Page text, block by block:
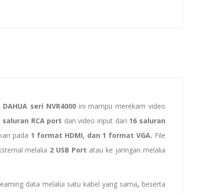
seri NVR4000ini mampu merekam video
saluran RCA port dan video input dari 16 saluran
pada 1 format HDMI, dan 1 format VGA. File
melalui 2 USB Port atau ke jaringan melalui
data melalui satu kabel yang sama, beserta